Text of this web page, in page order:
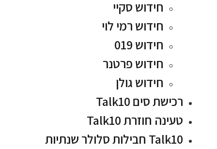
חידוש סקיי
חידוש רמי לוי
חידוש 019
חידוש פרטנר
חידוש גולן
רכישת סים Talk10
טעינה חוזרת Talk10
Talk10 חבילות סלולר שנתיות